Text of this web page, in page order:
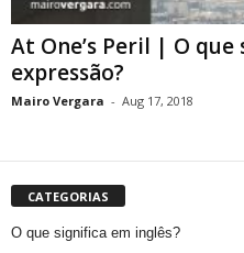
At One’s Peril | O
expressão?
Mairo Vergara - Aug 17, 2018
CATEGORIAS
O que significa em inglês?